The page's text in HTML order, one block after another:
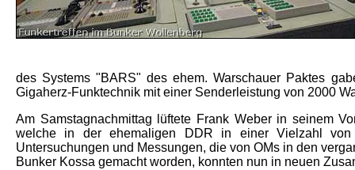
des Systems "BARS" des ehem. Warschauer Paktes
Gigaherz-Funktechnik mit einer Senderleistung von 2000
Am Samstagnachmittag lüftete Frank Weber in seinem
welche in der ehemaligen DDR in einer Vielzahl von
Untersuchungen und Messungen, die von OMs in den
Bunker Kossa gemacht worden, konnten nun in neuen